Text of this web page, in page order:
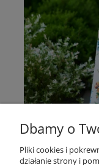
Dbamy o
Pliki cookies i
działanie strony i